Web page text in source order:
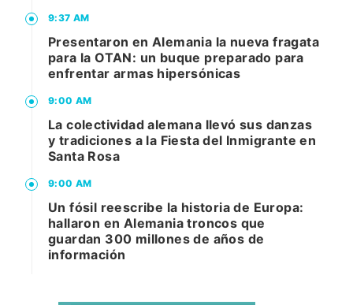
9:37 AM
Presentaron en Alemania la nueva fragata
para la OTAN: un buque preparado para
enfrentar armas hipersónicas
9:00 AM
La colectividad alemana llevó sus danzas
y tradiciones a la Fiesta del Inmigrante en
Santa Rosa
9:00 AM
Un fósil reescribe la historia de Europa:
hallaron en Alemania troncos que
guardan 300 millones de años de
información